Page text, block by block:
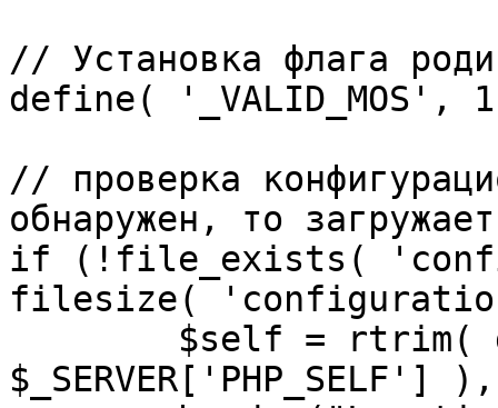
// Установка флага
define( '_VALID_MOS',
// проверка
обнаружен, то
if (!file_exists(
filesize(